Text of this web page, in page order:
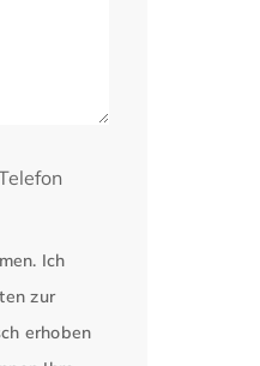
Ich
zur
erhoben